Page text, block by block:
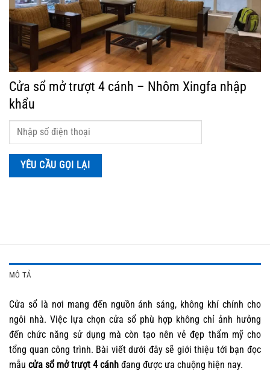
Cửa sổ mở trượt 4 cánh – Nhôm Xingfa nhập
khẩu
MÔ TẢ
Cửa sổ là nơi mang đến nguồn ánh sáng, không khí chính cho
ngôi nhà. Việc lựa chọn cửa sổ phù hợp không chỉ ảnh hưởng
đến chức năng sử dụng mà còn tạo nên vẻ đẹp thẩm mỹ cho
tổng quan công trình. Bài viết dưới đây sẽ giới thiệu tới bạn đọc
mẫu cửa sổ mở trượt 4 cánh đang được ưa chuộng hiện nay.